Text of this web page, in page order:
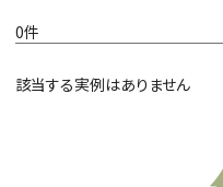
0件
該当する実例はありません